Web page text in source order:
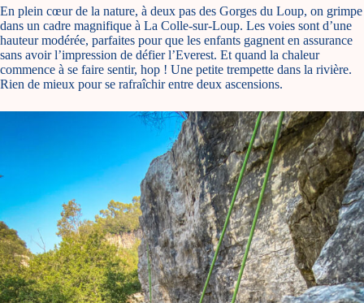
En plein cœur de la nature, à deux pas des Gorges du Loup, on grimpe
dans un cadre magnifique à La Colle-sur-Loup. Les voies sont d’une
hauteur modérée, parfaites pour que les enfants gagnent en assurance
sans avoir l’impression de défier l’Everest. Et quand la chaleur
commence à se faire sentir, hop ! Une petite trempette dans la rivière.
Rien de mieux pour se rafraîchir entre deux ascensions.